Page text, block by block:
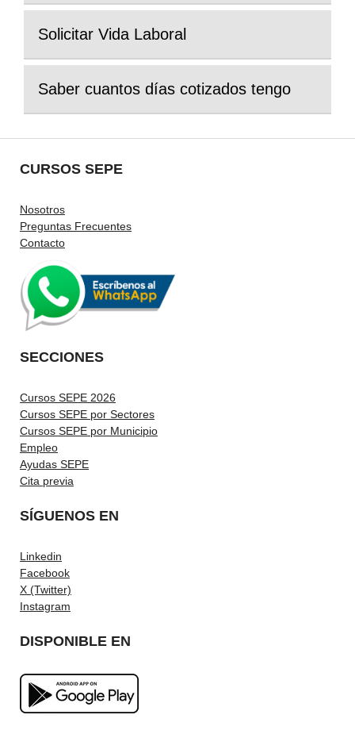
Solicitar Vida Laboral
Saber cuantos días cotizados tengo
CURSOS SEPE
Nosotros
Preguntas Frecuentes
Contacto
SECCIONES
Cursos SEPE 2026
Cursos SEPE por Sectores
Cursos SEPE por Municipio
Empleo
Ayudas SEPE
Cita previa
SÍGUENOS EN
Linkedin
Facebook
X (Twitter)
Instagram
DISPONIBLE EN